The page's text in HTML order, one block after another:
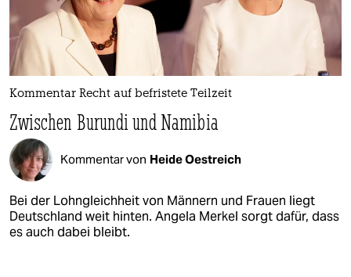
Kommentar Recht auf befristete Teilzeit
Zwischen Burundi und Namibia
Kommentar von Heide Oestreich
Bei der Lohngleichheit von Männern und Frauen liegt
Deutschland weit hinten. Angela Merkel sorgt dafür, dass
es auch dabei bleibt.